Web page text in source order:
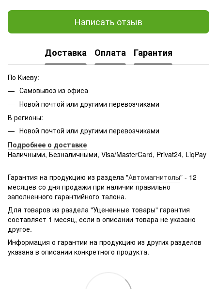
Написать отзыв
Доставка Оплата Гарантия
По Киеву:
Самовывоз из офиса
Новой почтой или другими перевозчиками
В регионы:
Новой почтой или другими перевозчиками
Подробнее о доставке
Наличными, Безналичными, Visa/MasterCard, Privat24, LiqPay
g361hhadsek/p3316040/#
Гарантия на продукцию из раздела "Автомагнитолы" - 12
месяцев со дня продажи при наличии правильно
заполненного гарантийного талона.
Для товаров из раздела "Уцененные товары" гарантия
составляет 1 месяц, если в описании товара не указано
другое.
Информация о гарантии на продукцию из других разделов
указана в описании конкретного продукта.